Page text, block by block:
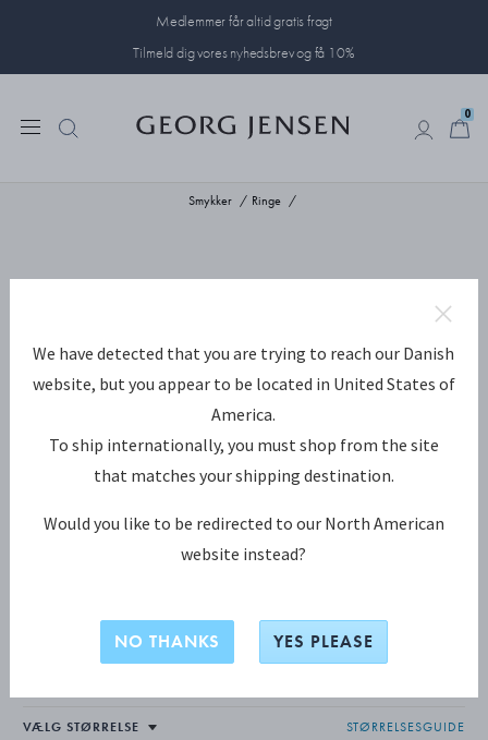
Medlemmer får altid gratis fragt
Tilmeld dig vores nyhedsbrev og få 10%
0
Smykker Ringe
MERCY Ring
STØRRELSESGUIDE
We have detected that you are trying to reach our Danish
website, but you appear to be located in United States of
America.
To ship internationally, you must shop from the site
that matches your shipping destination.
Would you like to be redirected to our North American
website instead?
NO THANKS YES PLEASE